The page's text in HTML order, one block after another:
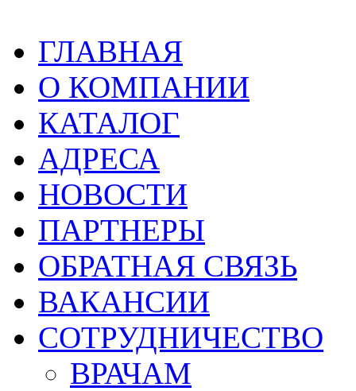
ГЛАВНАЯ
О КОМПАНИИ
КАТАЛОГ
АДРЕСА
НОВОСТИ
ПАРТНЕРЫ
ОБРАТНАЯ СВЯЗЬ
ВАКАНСИИ
СОТРУДНИЧЕСТВО
ВРАЧАМ